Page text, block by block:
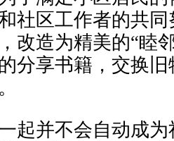
社区工作者的共
改造为精美的“睦
分享书籍，交换
并不会自动成为